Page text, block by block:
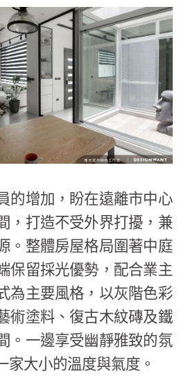
的增加，盼在遠離市中心
，打造不受外界打擾，兼
。整體房屋格局圍著中庭
保留採光優勢，配合業主
為主要風格，以灰階色彩
術塗料、復古木紋磚及鐵
。一邊享受幽靜雅致的氛
家大小的溫度與氣度。